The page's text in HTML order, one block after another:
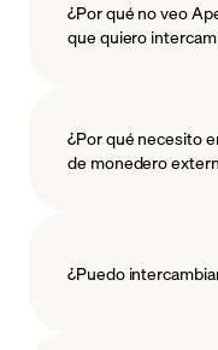
¿Por qué no veo
que quiero
¿Por qué necesito
de monedero
¿Puedo